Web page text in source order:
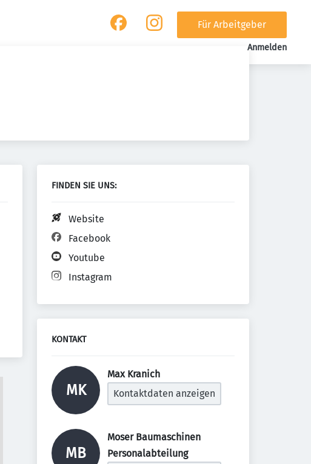
Für Arbeitgeber
Anmelden
FINDEN SIE UNS:
Website
Facebook
Youtube
Instagram
KONTAKT
MK
Max Kranich
Kontaktdaten anzeigen
MB
Moser Baumaschinen
Personalabteilung